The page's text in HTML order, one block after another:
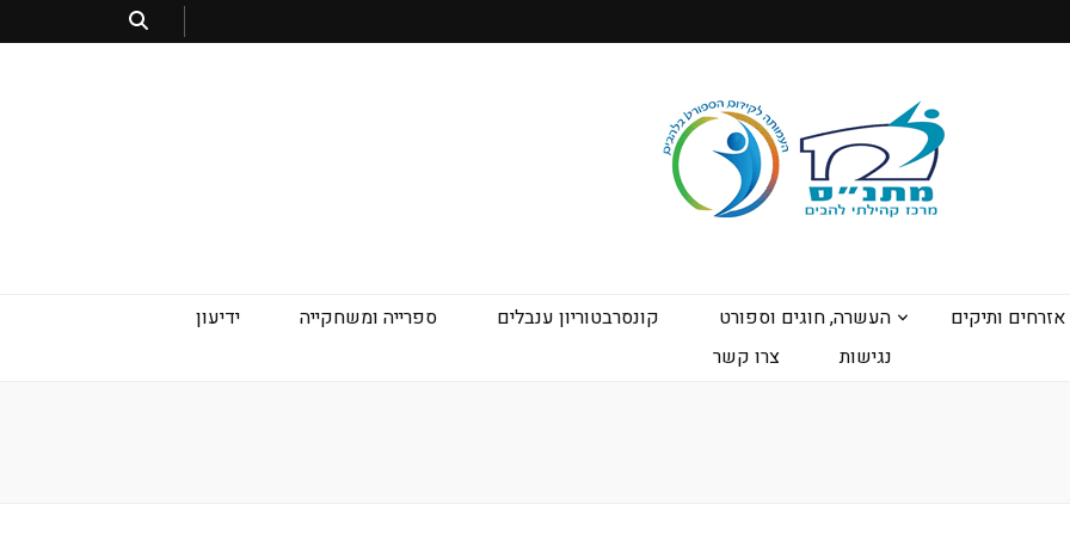
אזרחים ותיקים העשרה, חוגים וספורט קונסרבטוריון ענבלים ספרייה ומשחקייה
ידיעון
נגישות
צרו קשר